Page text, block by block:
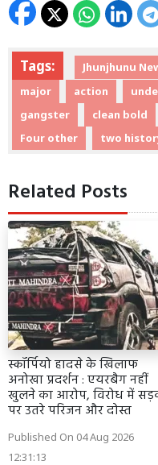
Tags: Jhunjhunu
major
action
gangster
clean bold
Four other
two
Related Posts
स्कॉर्पियो हादसे के खिलाफ
अनोखा प्रदर्शन : एयरबैग नहीं
खुलने का आरोप, विरोध में
पर उतरे परिजन और दोस्त
Published On 04 Aug 2026
12:31:13